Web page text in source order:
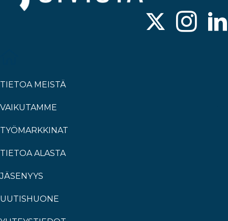
TIETOA MEISTÄ
VAIKUTAMME
TYÖMARKKINAT
TIETOA ALASTA
JÄSENYYS
UUTISHUONE